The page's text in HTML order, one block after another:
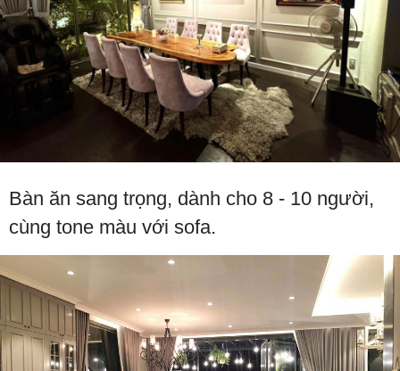
Bàn ăn sang trọng, dành cho 8 - 10 người,
cùng tone màu với sofa.